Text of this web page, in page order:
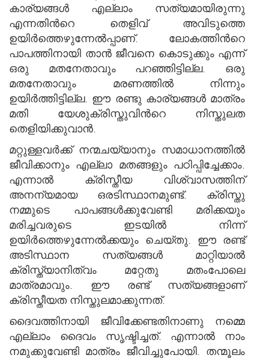
കാര്യങ്ങള്‍ എല്ലാം സത്യമായിരുന്നു
എന്നതിന്‍റെ തെളിവ് അവിടുത്തെ
ഉയിര്‍ത്തെഴുന്നേല്‍പ്പാണ്. ലോകത്തിന്‍റെ
പാപത്തിനായി താന്‍ ജീവനെ കൊടുക്കും എന്ന്
ഒരു മതനേതാവും പറഞ്ഞിട്ടില്ല. ഒരു
മതനേതാവും മരണത്തില്‍ നിന്നും
ഉയിര്‍ത്തിട്ടില്ല. ഈ രണ്ടു കാര്യങ്ങള്‍ മാത്രം
മതി യേശുക്രിസ്തുവിന്‍റെ നിസ്തുലത
തെളിയിക്കുവാന്‍.
മറ്റുള്ളവര്‍ക്ക് നന്മചയ്യാനും സമാധാനത്തില്‍
ജീവിക്കാനും എല്ലാ മതങ്ങളും പഠിപ്പിച്ചേക്കാം.
എന്നാല്‍ ക്രിസ്തീയ വിശ്വാസത്തിന്
അനന്യമായ ഒരടിസ്ഥാനമുണ്ട്. ക്രിസ്തു
നമ്മുടെ പാപങ്ങള്‍ക്കുവേണ്ടി മരിക്കയും
മരിച്ചവരുടെ ഇടയില്‍ നിന്ന്
ഉയിര്‍ത്തെഴുന്നേല്‍ക്കയും ചെയ്തു. ഈ രണ്ട്
അടിസ്ഥാന സത്യങ്ങള്‍ മാറ്റിയാല്‍
ക്രിസ്ത്യാനിത്വം മറ്റേതു മതംപോലെ
മാത്രമാവും. ഈ രണ്ട് സത്യങ്ങളാണ്
ക്രിസ്തീയത നിസ്തുലമാക്കുന്നത്.
ദൈവത്തിനായി ജീവിക്കേണ്ടതിനാണു നമ്മെ
എല്ലാം ദൈവം സൃഷ്ടിച്ചത്. എന്നാല്‍ നാം
നമുക്കുവേണ്ടി മാത്രം ജീവിച്ചുപോയി. തന്മൂലം